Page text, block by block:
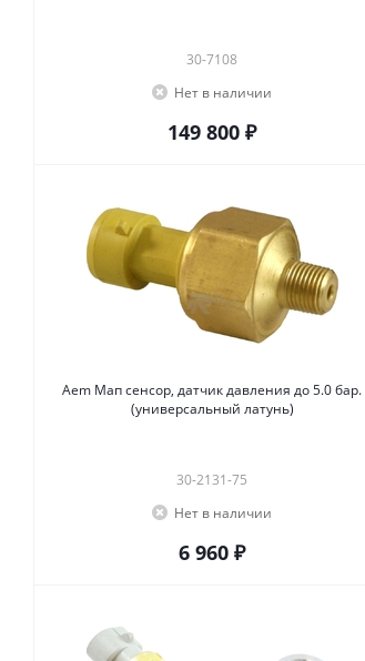
30-7108
Нет в наличии
149 800 ₽
Aem Мап сенсор, датчик давления до 5.0 бар.
(универсальный латунь)
30-2131-75
Нет в наличии
6 960 ₽